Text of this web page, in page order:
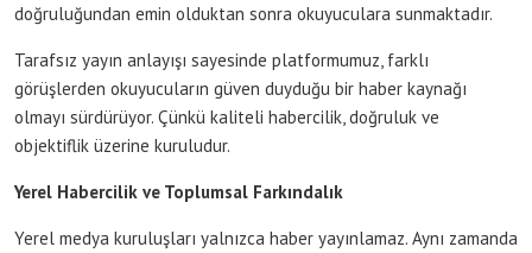
doğruluğundan emin olduktan sonra okuyuculara sunmaktadır.
Tarafsız yayın anlayışı sayesinde platformumuz, farklı
görüşlerden okuyucuların güven duyduğu bir haber kaynağı
olmayı sürdürüyor. Çünkü kaliteli habercilik, doğruluk ve
objektiflik üzerine kuruludur.
Yerel Habercilik ve Toplumsal Farkındalık
Yerel medya kuruluşları yalnızca haber yayınlamaz. Aynı zamanda